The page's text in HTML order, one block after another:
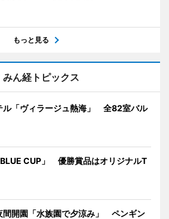
もっと見る
みん経トピックス
ル「ヴィラージュ熱海」 全82室バル
CUP」 優勝賞品はオリジナルT
間開園「水族園で夕涼み」 ペンギン